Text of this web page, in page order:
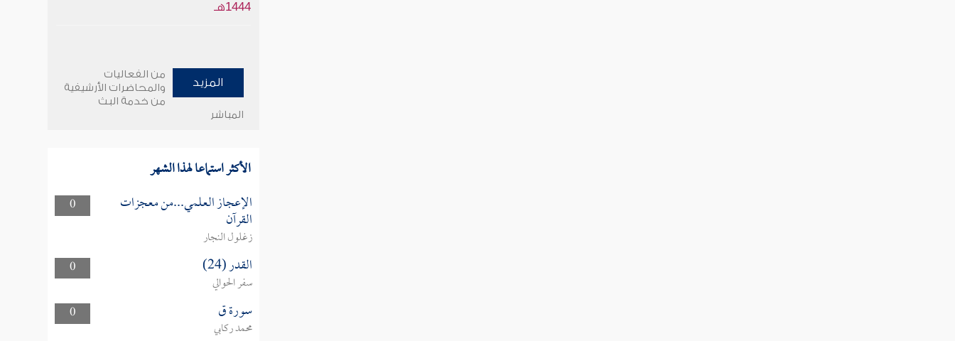
1444هـ
المزيد
من الفعاليات
والمحاضرات الأرشيفية
من خدمة البث
المباشر
الأكثر استماعا لهذا الشهر
0 الإعجاز العلمي...من معجزات
القرآن
زغلول النجار
0
القدر (24)
سفر الحوالي
0
سورة ق
محمد ركابي